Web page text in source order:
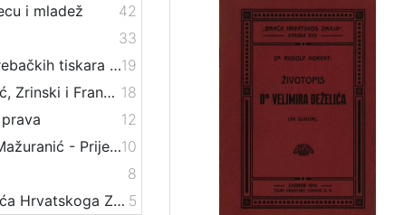
i mladež
42
33
Izdanja zagrebačkih tiskara 17. i 18. stoljeća19
Obitelji Šubić, Zrinski i Frankopan 18
12
Ivana Brlić-Mažuranić - Prijevodi10
8
Družba "Braća Hrvatskoga Zmaja" 5